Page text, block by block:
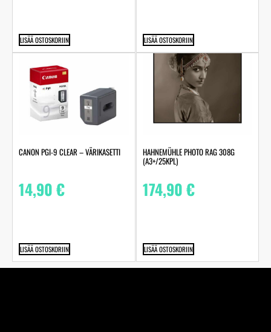
LISÄÄ OSTOSKORIIN LISÄÄ OSTOSKORIIN
CANON PGI-9 CLEAR – VÄRIKASETTI
14,90€
LISÄÄ OSTOSKORIIN
HAHNEMÜHLE PHOTO RAG 308G
(A3+/25KPL)
174,90€
LISÄÄ OSTOSKORIIN